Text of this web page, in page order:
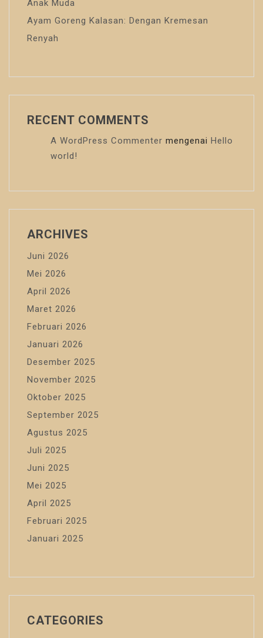
Anak Muda
Ayam Goreng Kalasan: Dengan Kremesan
Renyah
RECENT COMMENTS
A WordPress Commenter mengenai Hello
world!
ARCHIVES
Juni 2026
Mei 2026
April 2026
Maret 2026
Februari 2026
Januari 2026
Desember 2025
November 2025
Oktober 2025
September 2025
Agustus 2025
Juli 2025
Juni 2025
Mei 2025
April 2025
Februari 2025
Januari 2025
CATEGORIES